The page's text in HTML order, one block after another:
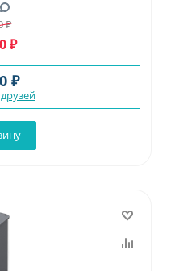
₽
₽
₽
друзей